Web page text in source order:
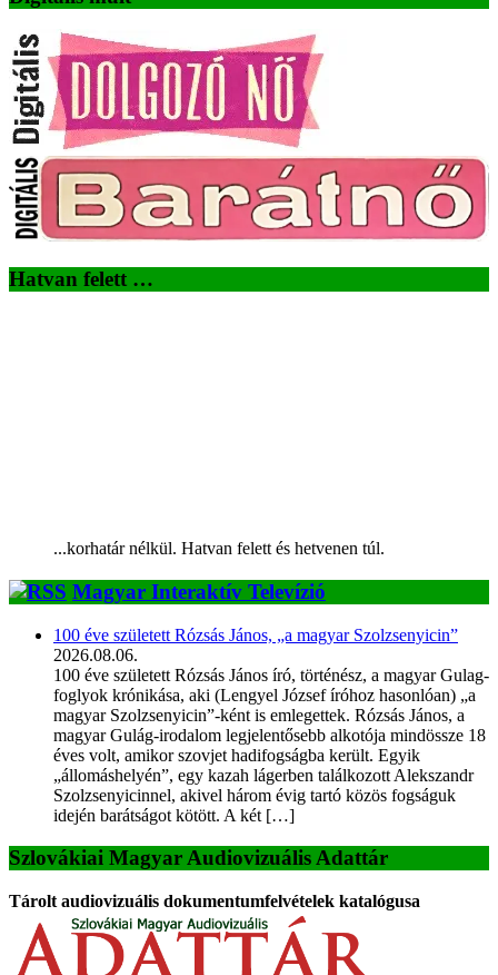
Hatvan felett …
...korhatár nélkül. Hatvan felett és hetvenen túl.
Magyar Interaktív Televízió
100 éve született Rózsás János, „a magyar Szolzsenyicin”
2026.08.06.
100 éve született Rózsás János író, történész, a magyar Gulag-
foglyok krónikása, aki (Lengyel József íróhoz hasonlóan) „a
magyar Szolzsenyicin”-ként is emlegettek. Rózsás János, a
magyar Gulág-irodalom legjelentősebb alkotója mindössze 18
éves volt, amikor szovjet hadifogságba került. Egyik
„állomáshelyén”, egy kazah lágerben találkozott Alekszandr
Szolzsenyicinnel, akivel három évig tartó közös fogságuk
idején barátságot kötött. A két […]
Szlovákiai Magyar Audiovizuális Adattár
Tárolt audiovizuális dokumentumfelvételek katalógusa